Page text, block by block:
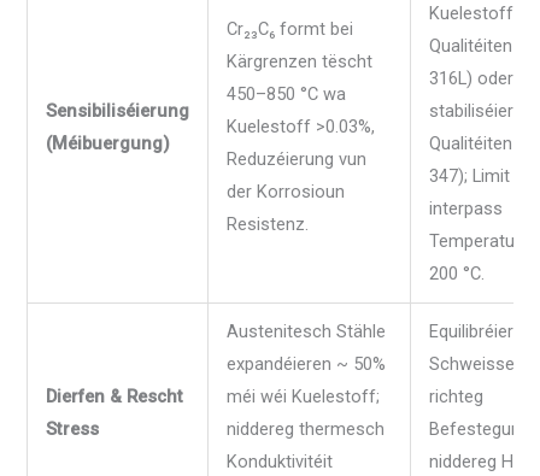
Sensibiliséierung
(Méibuergung)
Cr₂₃C₆ formt bei
Kärgrenzen tëscht
450–850 °C wa
Kuelestoff >0.03%,
Reduzéierung vun
der Korrosioun
Resistenz.
Kuelestoff
Qualitéiten
316L) oder
stabiliséiert
Qualitéiten
347); Limit
interpass
Temperatur
200 °C.
Dierfen & Rescht
Stress
Austenitesch Stähle
expandéieren ~ 50%
méi wéi Kuelestoff;
niddereg thermesch
Konduktivitéit
Equilibréiert
richteg
Befestegung,
niddereg